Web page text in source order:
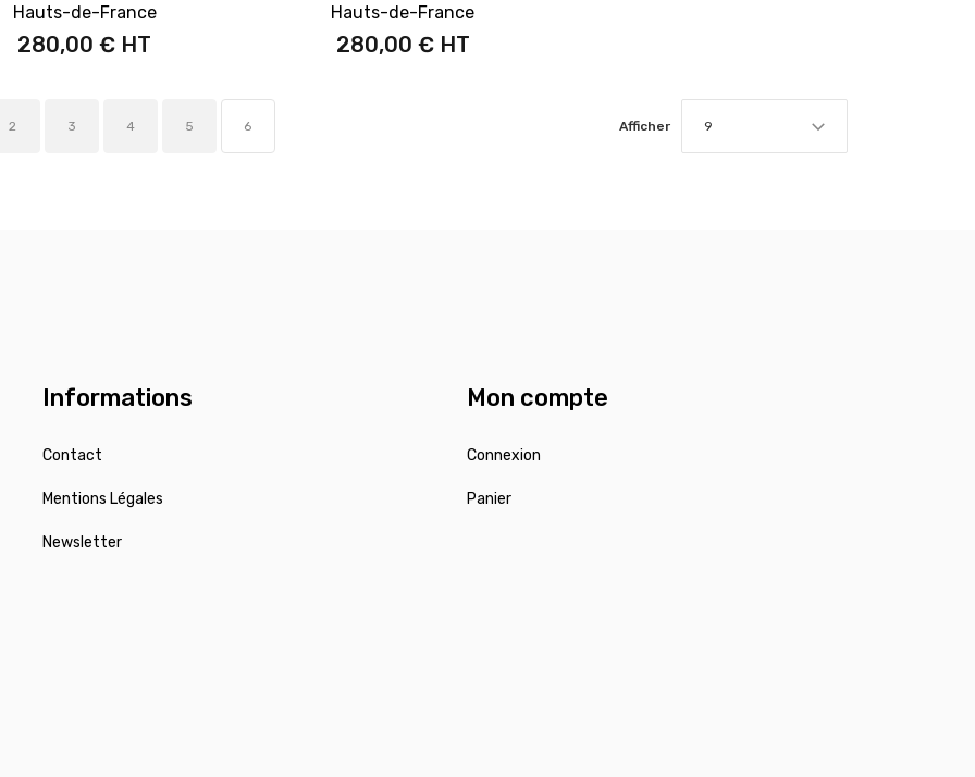
Hauts-de-France
280,00 €
Hauts-de-France
280,00 €
Afficher 9
2 3 4 5 6
Informations
Contact
Mentions Légales
Newsletter
Mon compte
Connexion
Panier